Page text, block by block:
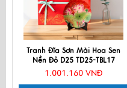
Tranh Đĩa Sơn Mài Hoa Sen
Nền Đỏ D25 TD25-TBL17
1.001.160 VNĐ